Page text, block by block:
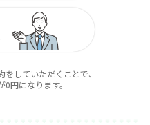
していただくことで、
円になります。